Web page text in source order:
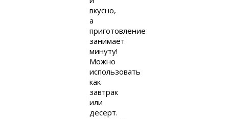
вкусно,
а
приготовление
занимает
минуту!
Можно
использовать
как
завтрак
или
десерт.